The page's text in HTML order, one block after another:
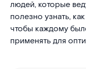
людей, которые
полезно узнать,
чтобы каждому
применять для